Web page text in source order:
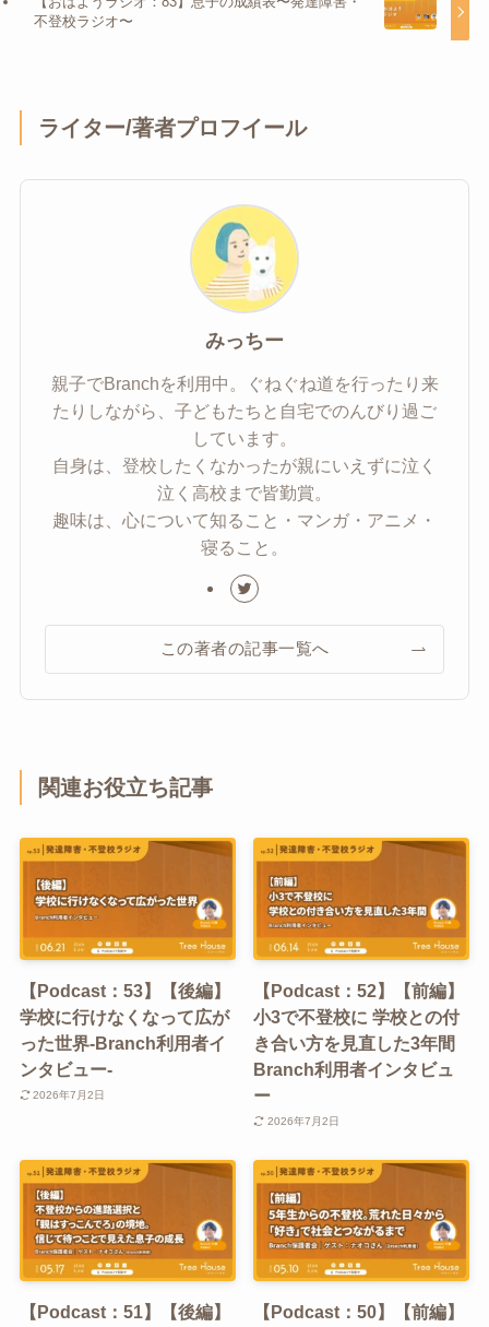
不登校ラジオ〜
ライター/著者プロフイール
みっちー
親子でBranchを利用中。ぐねぐね道を行ったり来
たりしながら、子どもたちと自宅でのんびり過ご
しています。
自身は、登校したくなかったが親にいえずに泣く
泣く高校まで皆勤賞。
趣味は、心について知ること・マンガ・アニメ・
寝ること。
この著者の記事一覧へ
関連お役立ち記事
【Podcast：53】【後編】
学校に行けなくなって広が
った世界-Branch利用者イ
ンタビュー-
2026年7月2日
【Podcast：52】【前編】
小3で不登校に 学校との付
き合い方を見直した3年間
Branch利用者インタビュ
ー
2026年7月2日
【Podcast：51】【後編】
【Podcast：50】【前編】